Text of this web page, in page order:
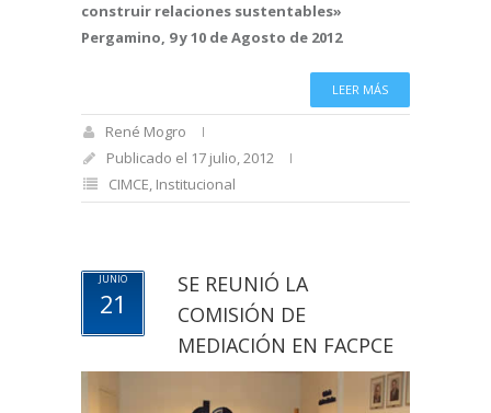
construir relaciones sustentables»
Pergamino, 9 y 10 de Agosto de 2012
LEER MÁS
René Mogro
Publicado el 17 julio, 2012
CIMCE, Institucional
JUNIO
21
SE REUNIÓ LA
COMISIÓN DE
MEDIACIÓN EN FACPCE